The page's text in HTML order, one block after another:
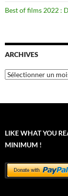
Best of films 2022 :
ARCHIVES
Archives
LIKE WHAT YOU
MINIMUM !